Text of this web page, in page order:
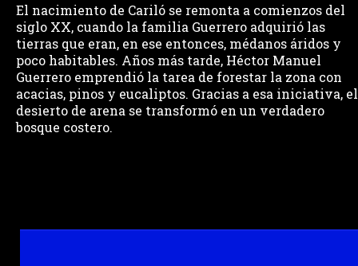
El nacimiento de Cariló se remonta a comienzos del
siglo XX, cuando la familia Guerrero adquirió las
tierras que eran, en ese entonces, médanos áridos y
poco habitables. Años más tarde, Héctor Manuel
Guerrero emprendió la tarea de forestar la zona con
acacias, pinos y eucaliptos. Gracias a esa iniciativa, el
desierto de arena se transformó en un verdadero
bosque costero.